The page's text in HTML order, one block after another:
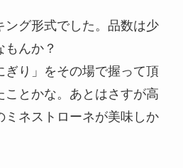
ング形式でした。品数は少
んか？
ぎり」をその場で握って頂
ことかな。あとはさすが高
ミネストローネが美味しか